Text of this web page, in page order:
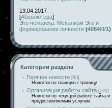
13.04.2017
[Абсолютера]
Эго человека. Механизм Эго и
формирование личности (4084/0/1)
Категории раздела
Горячие новости [95]
Новости на главную страницу
Организация работы сайта [520]
Новости по текущей работе сайта и
предоставляемым услугам